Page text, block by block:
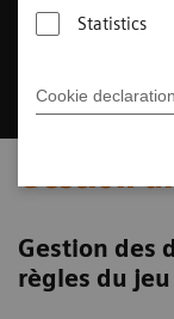
Statistics
Cookie declaration
Gestion
Gestion des
règles du jeu